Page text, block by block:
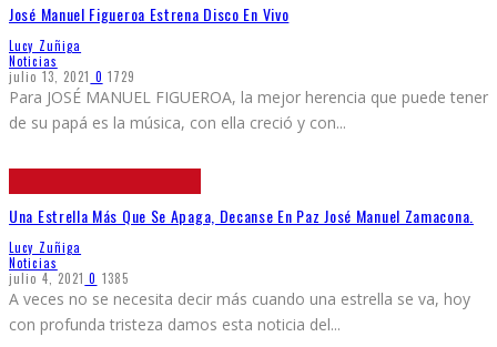
José Manuel Figueroa Estrena Disco En Vivo
Lucy Zuñiga
Noticias
julio 13, 2021 0 1729
Para JOSÉ MANUEL FIGUEROA, la mejor herencia que puede tener
de su papá es la música, con ella creció y con...
Una Estrella Más Que Se Apaga, Decanse En Paz José Manuel Zamacona.
Lucy Zuñiga
Noticias
julio 4, 2021 0 1385
A veces no se necesita decir más cuando una estrella se va, hoy
con profunda tristeza damos esta noticia del...